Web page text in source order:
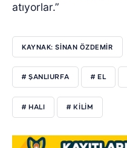
atıyorlar.”
KAYNAK: SİNAN ÖZDEMİR
# ŞANLIURFA # EL
# HALI # KİLİM